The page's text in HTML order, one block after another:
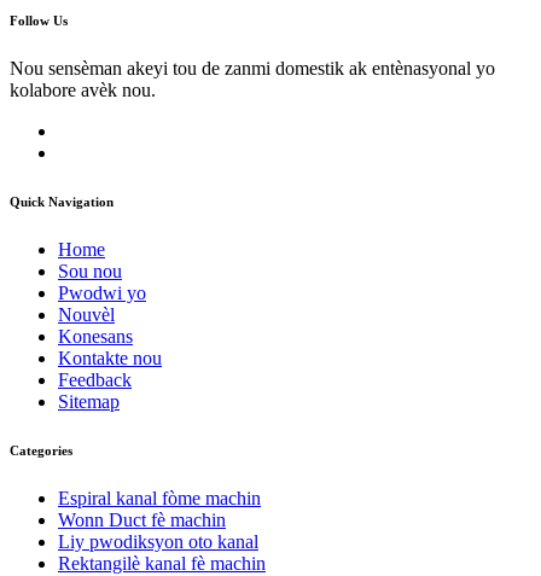
Follow Us
Nou sensèman akeyi tou de zanmi domestik ak entènasyonal yo
kolabore avèk nou.
Quick Navigation
Home
Sou nou
Pwodwi yo
Nouvèl
Konesans
Kontakte nou
Feedback
Sitemap
Categories
Espiral kanal fòme machin
Wonn Duct fè machin
Liy pwodiksyon oto kanal
Rektangilè kanal fè machin